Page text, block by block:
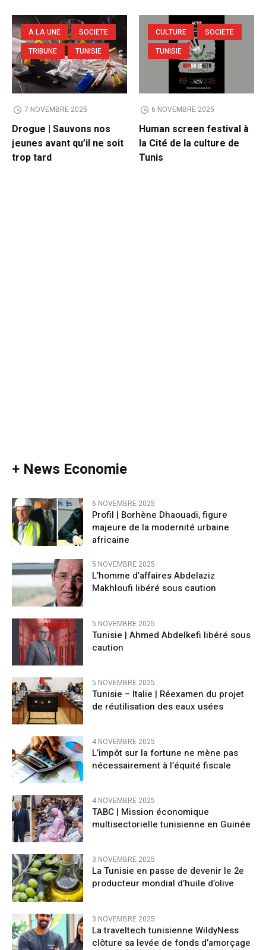
A LA UNE
SOCIETE
TRIBUNE
TUNISIE
7 NOVEMBRE 2025
Drogue | Sauvons nos
jeunes avant qu’il ne soit
trop tard
CULTURE
SOCIETE
TUNISIE
6 NOVEMBRE 2025
Human screen festival à
la Cité de la culture de
Tunis
+ News Economie
6 NOVEMBRE 2025
Profil | Borhène Dhaouadi, figure
majeure de la modernité urbaine
africaine
5 NOVEMBRE 2025
L’homme d’affaires Abdelaziz
Makhloufi libéré sous caution
5 NOVEMBRE 2025
Tunisie | Ahmed Abdelkefi libéré sous
caution
5 NOVEMBRE 2025
Tunisie – Italie | Réexamen du projet
de réutilisation des eaux usées
4 NOVEMBRE 2025
L’impôt sur la fortune ne mène pas
nécessairement à l’équité fiscale
4 NOVEMBRE 2025
TABC | Mission économique
multisectorielle tunisienne en Guinée
3 NOVEMBRE 2025
La Tunisie en passe de devenir le 2e
producteur mondial d’huile d’olive
3 NOVEMBRE 2025
La traveltech tunisienne WildyNess
clôture sa levée de fonds d’amorçage